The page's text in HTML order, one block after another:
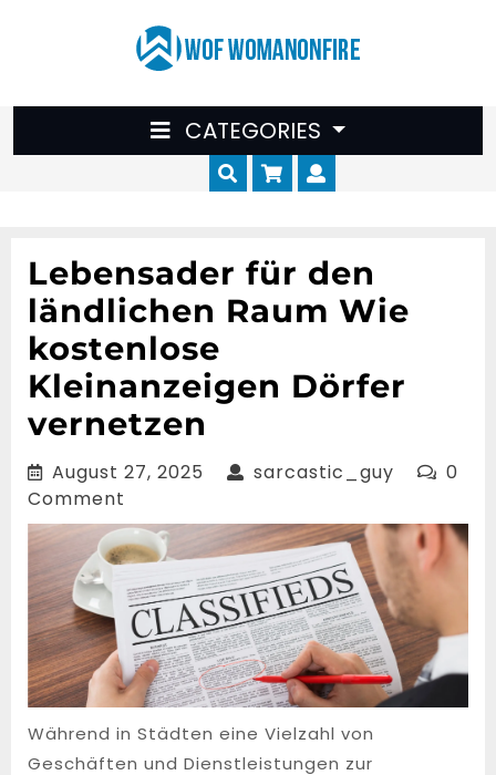
CATEGORIES
Cart
Lebensader für den
ländlichen Raum Wie
kostenlose
Kleinanzeigen Dörfer
vernetzen
August 27, 2025 August
2025
sarcastic_guy
0
Comment
Während in Städten eine Vielzahl von
Geschäften und Dienstleistungen zur